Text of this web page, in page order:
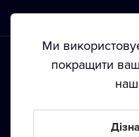
Положення й умови •
Ми
покращити